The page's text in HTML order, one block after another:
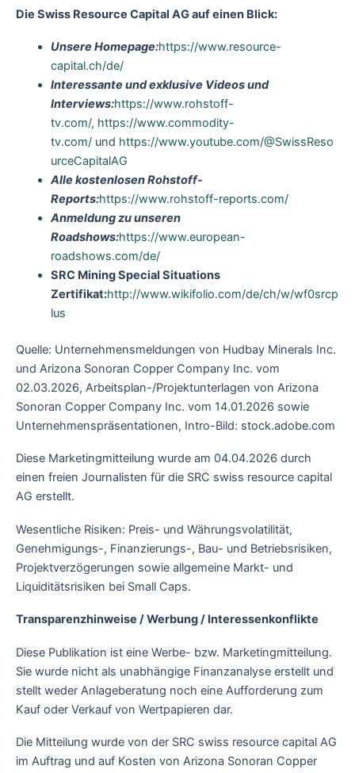
Die Swiss Resource Capital AG auf einen Blick:
Unsere Homepage:https://www.resource-
capital.ch/de/
Interessante und exklusive Videos und
Interviews:https://www.rohstoff-
tv.com/, https://www.commodity-
tv.com/und https://www.youtube.com/@SwissReso
urceCapitalAG
Alle kostenlosen Rohstoff-
Reports:https://www.rohstoff-reports.com/
Anmeldung zu unseren
Roadshows:https://www.european-
roadshows.com/de/
SRC Mining Special Situations
Zertifikat:http://www.wikifolio.com/de/ch/w/wf0srcp
lus
Quelle: Unternehmensmeldungen von Hudbay Minerals Inc.
und Arizona Sonoran Copper Company Inc. vom
02.03.2026, Arbeitsplan-/Projektunterlagen von Arizona
Sonoran Copper Company Inc. vom 14.01.2026 sowie
Unternehmenspräsentationen, Intro-Bild: stock.adobe.com
Diese Marketingmitteilung wurde am 04.04.2026 durch
einen freien Journalisten für die SRC swiss resource capital
AG erstellt.
Wesentliche Risiken: Preis- und Währungsvolatilität,
Genehmigungs-, Finanzierungs-, Bau- und Betriebsrisiken,
Projektverzögerungen sowie allgemeine Markt- und
Liquiditätsrisiken bei Small Caps.
Transparenzhinweise / Werbung / Interessenkonflikte
Diese Publikation ist eine Werbe- bzw. Marketingmitteilung.
Sie wurde nicht als unabhängige Finanzanalyse erstellt und
stellt weder Anlageberatung noch eine Aufforderung zum
Kauf oder Verkauf von Wertpapieren dar.
Die Mitteilung wurde von der SRC swiss resource capital AG
im Auftrag und auf Kosten von Arizona Sonoran Copper